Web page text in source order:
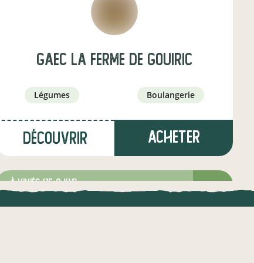
GAEC LA FERME DE GOUIRIC
légumes boulangerie
Découvrir Acheter
à Viviès(15,9 km)